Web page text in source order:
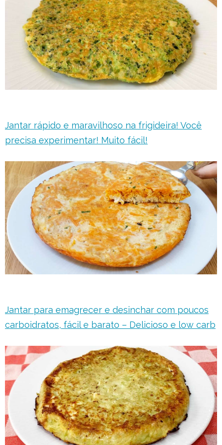
Jantar rápido e maravilhoso na frigideira! Você
precisa experimentar! Muito fácil!
Jantar para emagrecer e desinchar com poucos
carboidratos, fácil e barato – Delicioso e low carb